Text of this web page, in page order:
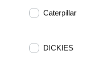
Caterpillar
DICKIES